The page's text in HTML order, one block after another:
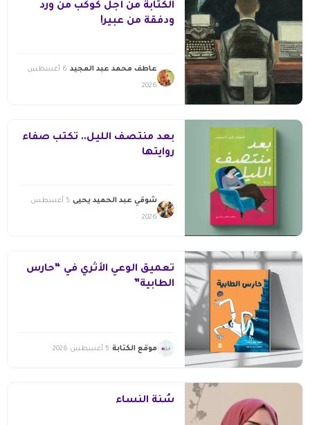
الكتابة من أجل كوكب من ورد
ودفقة من عبير!
عاطف محمد عبد المجيد 6 أغسطس
2026
بعد منتصف الليل.. تكتب صفاء
روايتها
شوقي عبد الحميد يحيى 5 أغسطس
2026
تعميق الوعي الأثري في “حارس
الطابية”
موقع الكتابة 5 أغسطس 2026
سُنّة النساء